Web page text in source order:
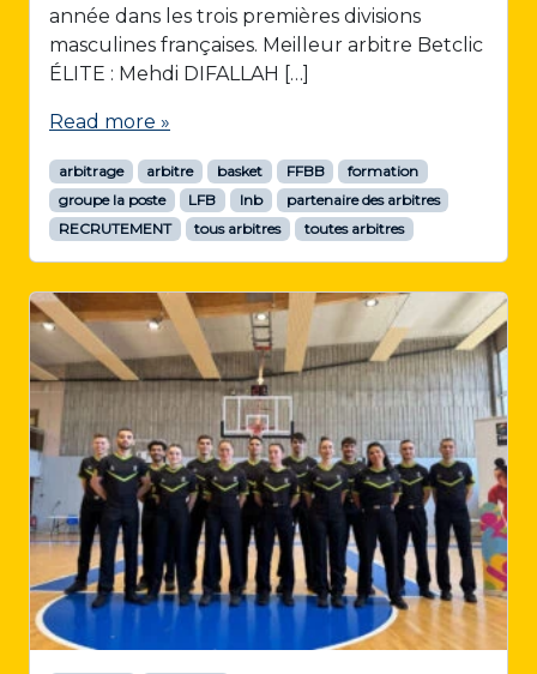
année dans les trois premières divisions
masculines françaises. Meilleur arbitre Betclic
ÉLITE : Mehdi DIFALLAH […]
Read more »
arbitrage arbitre basket FFBB
formation
groupe la poste
LFB lnb
partenaire des arbitres
RECRUTEMENT
tous arbitres toutes arbitres